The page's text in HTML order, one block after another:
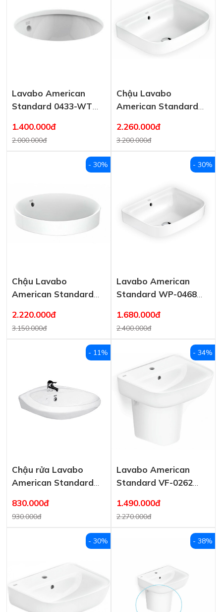
Lavabo American
Standard 0433-WT
1.400.000đ
2.000.000đ
Chậu Lavabo
American Standard
Loven
2.260.000đ
3.200.000đ
Chậu Lavabo
American Standard
Concept Tròn 450mm
2.220.000đ
3.150.000đ
- 30%
Lavabo American
Standard WP-0468
440×350 mm
1.680.000đ
2.400.000đ
- 30%
Chậu rửa Lavabo
American Standard
830.000đ
930.000đ
- 11%
Lavabo American
Standard VF-0262
Treo Tường
1.490.000đ
2.270.000đ
- 34%
- 30% - 38%